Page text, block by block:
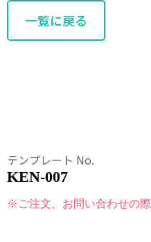
一覧に戻る
テンプレート No.
KEN-007
※ご注文、お問い合わせの